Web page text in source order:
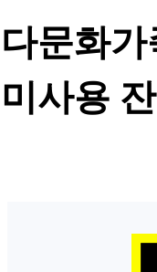
다문화
미사용